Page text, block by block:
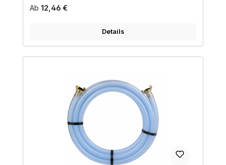
Regulärer Preis:
Ab 12,46 €
Details